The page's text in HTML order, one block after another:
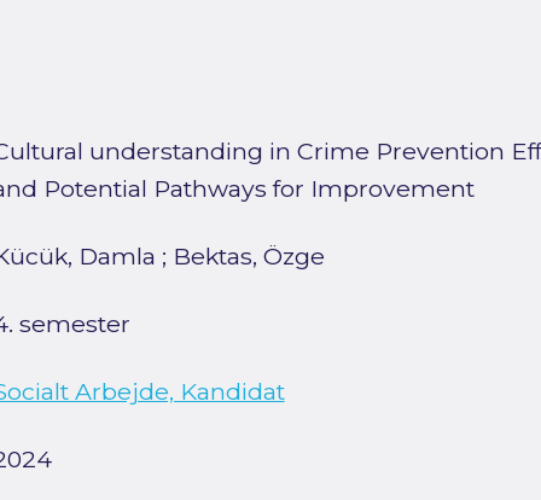
understanding in Crime Prevention
Potential Pathways for Improvement
Damla ; Bektas, Özge
semester
Arbejde, Kandidat